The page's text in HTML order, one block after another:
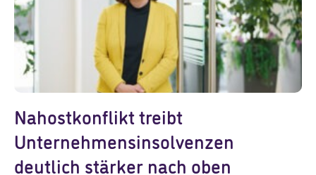
Nahostkonflikt treibt
Unternehmensinsolvenzen
deutlich stärker nach oben